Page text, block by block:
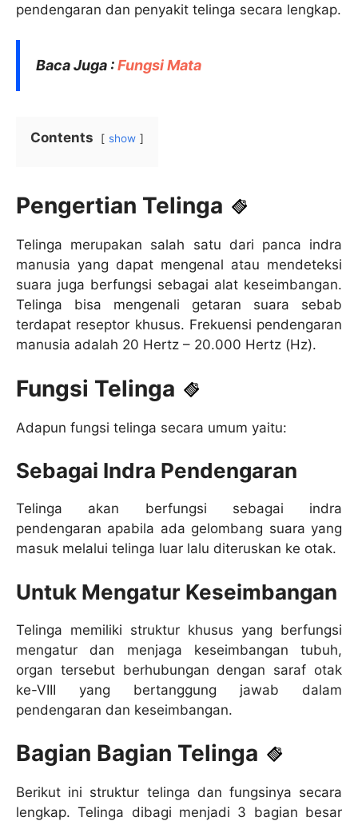
pendengaran dan penyakit telinga secara lengkap.
Baca Juga :Fungsi Mata
Contents show
Pengertian Telinga
Telinga merupakan salah satu dari panca indra
manusia yang dapat mengenal atau mendeteksi
suara juga berfungsi sebagai alat keseimbangan.
Telinga bisa mengenali getaran suara sebab
terdapat reseptor khusus. Frekuensi pendengaran
manusia adalah 20 Hertz – 20.000 Hertz (Hz).
Fungsi Telinga
Adapun fungsi telinga secara umum yaitu:
Sebagai Indra Pendengaran
Telinga akan berfungsi sebagai indra
pendengaran apabila ada gelombang suara yang
masuk melalui telinga luar lalu diteruskan ke otak.
Untuk Mengatur Keseimbangan
Telinga memiliki struktur khusus yang berfungsi
mengatur dan menjaga keseimbangan tubuh,
organ tersebut berhubungan dengan saraf otak
ke-VIII yang bertanggung jawab dalam
pendengaran dan keseimbangan.
Bagian Bagian Telinga
Berikut ini struktur telinga dan fungsinya secara
lengkap. Telinga dibagi menjadi 3 bagian besar